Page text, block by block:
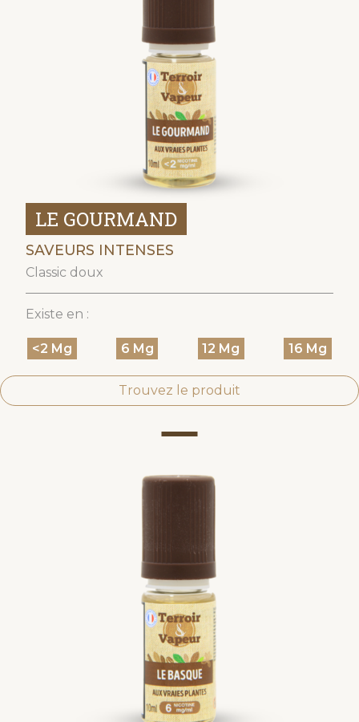
LE GOURMAND
SAVEURS INTENSES
Classic doux
Existe en :
<2 Mg 6 Mg 12 Mg 16 Mg
Trouvez le produit